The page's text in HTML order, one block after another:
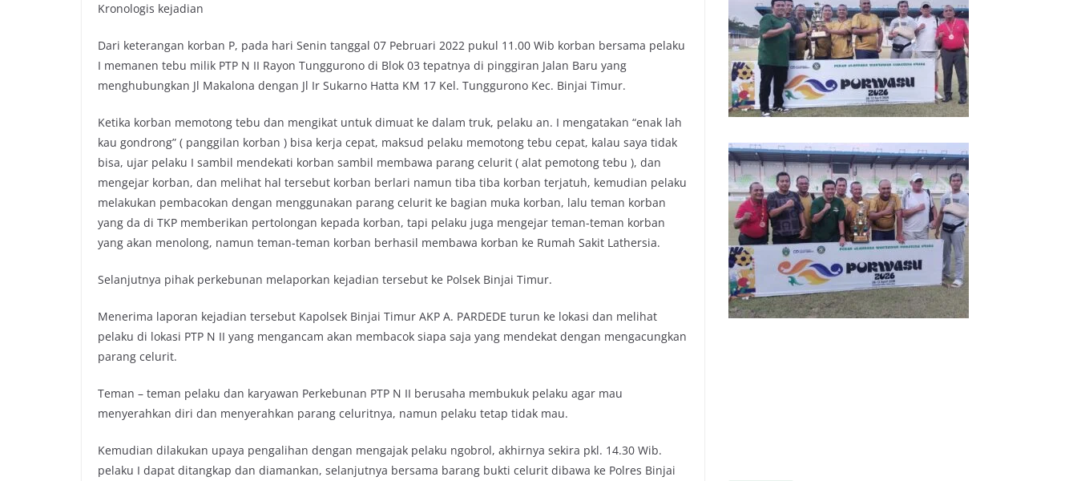
Kronologis kejadian
Dari keterangan korban P, pada hari Senin tanggal 07 Pebruari 2022 pukul 11.00 Wib korban bersama pelaku
I memanen tebu milik PTP N II Rayon Tunggurono di Blok 03 tepatnya di pinggiran Jalan Baru yang
menghubungkan Jl Makalona dengan Jl Ir Sukarno Hatta KM 17 Kel. Tunggurono Kec. Binjai Timur.
Ketika korban memotong tebu dan mengikat untuk dimuat ke dalam truk, pelaku an. I mengatakan “enak lah
kau gondrong” ( panggilan korban ) bisa kerja cepat, maksud pelaku memotong tebu cepat, kalau saya tidak
bisa, ujar pelaku I sambil mendekati korban sambil membawa parang celurit ( alat pemotong tebu ), dan
mengejar korban, dan melihat hal tersebut korban berlari namun tiba tiba korban terjatuh, kemudian pelaku
melakukan pembacokan dengan menggunakan parang celurit ke bagian muka korban, lalu teman korban
yang da di TKP memberikan pertolongan kepada korban, tapi pelaku juga mengejar teman-teman korban
yang akan menolong, namun teman-teman korban berhasil membawa korban ke Rumah Sakit Lathersia.
Selanjutnya pihak perkebunan melaporkan kejadian tersebut ke Polsek Binjai Timur.
Menerima laporan kejadian tersebut Kapolsek Binjai Timur AKP A. PARDEDE turun ke lokasi dan melihat
pelaku di lokasi PTP N II yang mengancam akan membacok siapa saja yang mendekat dengan mengacungkan
parang celurit.
Teman – teman pelaku dan karyawan Perkebunan PTP N II berusaha membukuk pelaku agar mau
menyerahkan diri dan menyerahkan parang celuritnya, namun pelaku tetap tidak mau.
Kemudian dilakukan upaya pengalihan dengan mengajak pelaku ngobrol, akhirnya sekira pkl. 14.30 Wib.
pelaku I dapat ditangkap dan diamankan, selanjutnya bersama barang bukti celurit dibawa ke Polres Binjai